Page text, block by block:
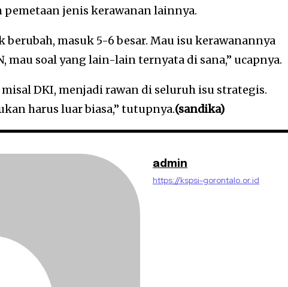
pemetaan jenis kerawanan lainnya.
masuk 5-6 besar. Mau isu kerawanannya
mau soal yang lain-lain ternyata di sana,” ucapnya.
DKI, menjadi rawan di seluruh isu strategis.
harus luar biasa,” tutupnya.(sandika)
admin
https://kspsi-gorontalo.or.id